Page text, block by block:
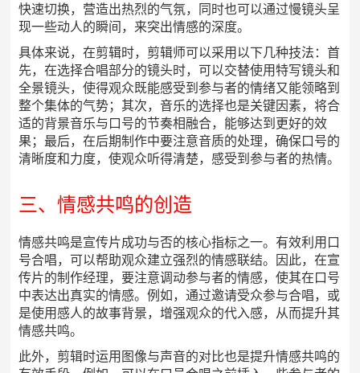
快速切换，营造出热烈的气氛，同时也可以通过慢镜头呈
现一些动人的瞬间，来突出情感的深度。
具体来说，在剪辑时，剪辑师可以采用以下几种技法：首
先，在选择合唱部分的镜头时，可以交替使用特写镜头和
全景镜头，使得观众既能感受到参与者的情绪又能领略到
整个集体的气势；其次，音乐的选择也是关键因素，将合
适的背景音乐与口号的节奏相融合，能够达到更好的效
果；最后，在后期制作中要注意音质的处理，确保口号的
清晰度和力度，使观众听得清楚，感受到参与者的热情。
三、情感共鸣的创造
情感共鸣是宣传片成功与否的核心指标之一。有效利用口
号合唱，可以帮助观众建立强烈的情感联结。因此，在宣
传片的制作经理，要注意调动参与者的情感，使其在口号
中表达出真实的情感。例如，通过邀请受众参与合唱，或
是使用感人的故事背景，增强观众的代入感，从而提升其
情感共鸣。
此外，剪辑时运用图像与声音的对比也是提升情感共鸣的